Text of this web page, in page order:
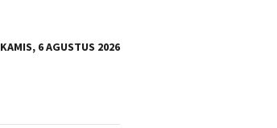
KAMIS, 6 AGUSTUS 2026